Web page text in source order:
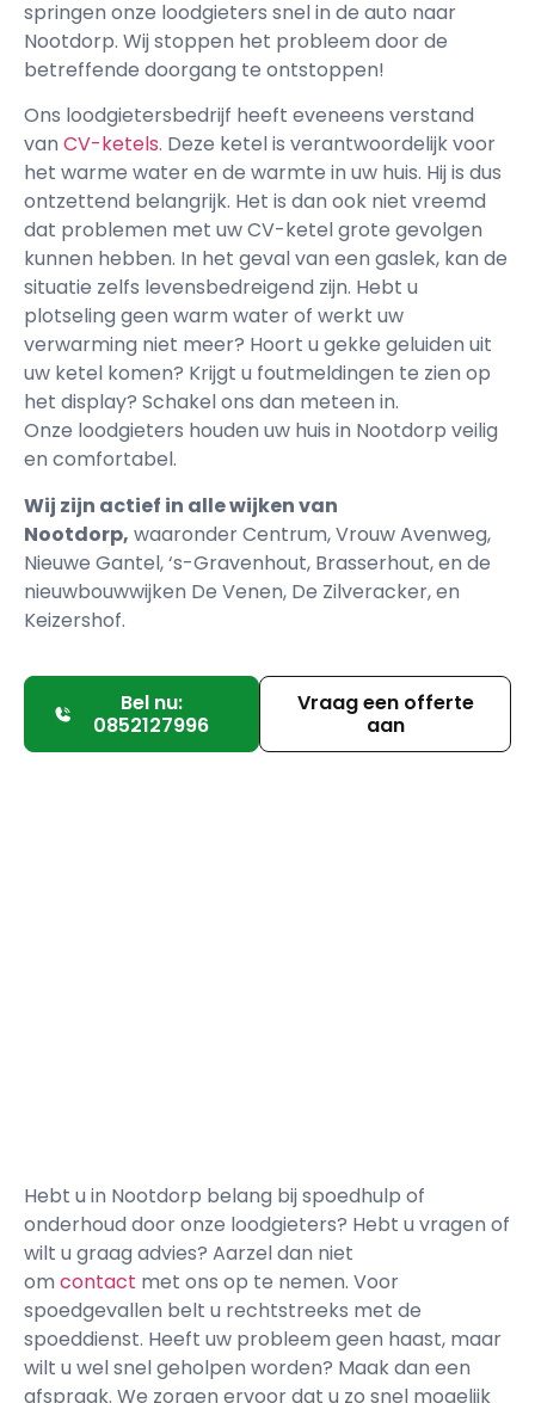
springen onze loodgieters snel in de auto naar
Nootdorp. Wij stoppen het probleem door de
betreffende doorgang te ontstoppen!
Ons loodgietersbedrijf heeft eveneens verstand
van CV-ketels. Deze ketel is verantwoordelijk voor
het warme water en de warmte in uw huis. Hij is dus
ontzettend belangrijk. Het is dan ook niet vreemd
dat problemen met uw CV-ketel grote gevolgen
kunnen hebben. In het geval van een gaslek, kan de
situatie zelfs levensbedreigend zijn. Hebt u
plotseling geen warm water of werkt uw
verwarming niet meer? Hoort u gekke geluiden uit
uw ketel komen? Krijgt u foutmeldingen te zien op
het display? Schakel ons dan meteen in.
Onze loodgieters houden uw huis in Nootdorp veilig
en comfortabel.
Wij zijn actief in alle wijken van
Nootdorp, waaronder Centrum, Vrouw Avenweg,
Nieuwe Gantel, ‘s-Gravenhout, Brasserhout, en de
nieuwbouwwijken De Venen, De Zilveracker, en
Keizershof.
Bel nu:
0852127996
Vraag een offerte
aan
Hebt u in Nootdorp belang bij spoedhulp of
onderhoud door onze loodgieters? Hebt u vragen of
wilt u graag advies? Aarzel dan niet
om contact met ons op te nemen. Voor
spoedgevallen belt u rechtstreeks met de
spoeddienst. Heeft uw probleem geen haast, maar
wilt u wel snel geholpen worden? Maak dan een
afspraak. We zorgen ervoor dat u zo snel mogelijk